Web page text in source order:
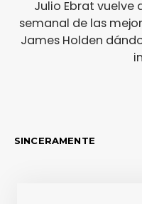
Julio Ebrat vuelve
semanal de las
James Holden
SINCERAMENTE